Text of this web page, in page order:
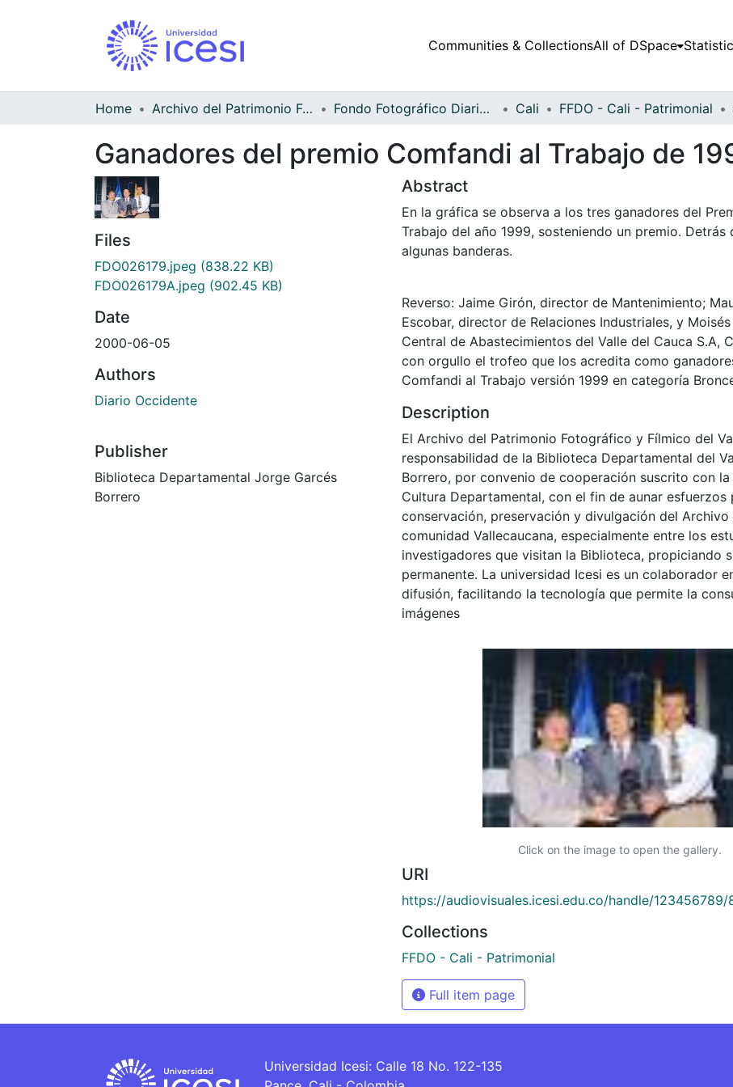
Communities & CollectionsAll of DSpace
Home Archivo del Patrimonio Fotográfico y Fílmico del Valle del Cauca Fondo Fotográfico Diario Occidente Cali FFDO - Cali - Patrimonial
Ganadores del premio Comfandi al Trabajo de
Files
FDO026179.jpeg (838.22 KB)
FDO026179A.jpeg (902.45 KB)
Date
2000-06-05
Authors
Diario Occidente
Publisher
Biblioteca Departamental Jorge Garcés
Borrero
Abstract
En la gráfica se observa a los tres ganadores del
Trabajo del año 1999, sosteniendo un premio. Detrás
algunas banderas.
Reverso: Jaime Girón, director de Mantenimiento;
Escobar, director de Relaciones Industriales, y
Central de Abastecimientos del Valle del Cauca S.A,
con orgullo el trofeo que los acredita como
Comfandi al Trabajo versión 1999 en categoría
Description
El Archivo del Patrimonio Fotográfico y Fílmico del
responsabilidad de la Biblioteca Departamental del
Borrero, por convenio de cooperación suscrito con
Cultura Departamental, con el fin de aunar esfuerzos
conservación, preservación y divulgación del Archivo
comunidad Vallecaucana, especialmente entre los
investigadores que visitan la Biblioteca, propiciando
permanente. La universidad Icesi es un colaborador
difusión, facilitando la tecnología que permite la
imágenes
Click on the image to open the gallery.
URI
https://audiovisuales.icesi.edu.co/handle/123456789/
Collections
FFDO - Cali - Patrimonial
Full item page
Universidad Icesi: Calle 18 No. 122-135